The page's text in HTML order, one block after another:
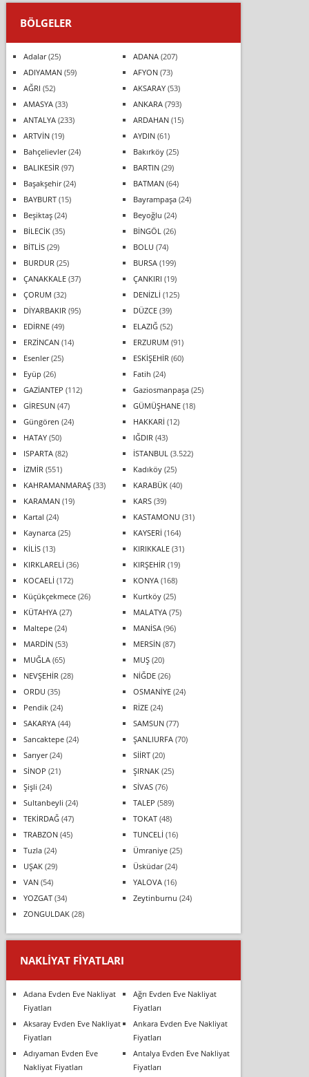
BÖLGELER
Adalar(25) ADANA(207)
ADIYAMAN(59) AFYON(73)
AĞRI (52) AKSARAY(53)
AMASYA(33) ANKARA(793)
ANTALYA(233) ARDAHAN(15)
ARTVİN(19) AYDIN(61)
Bahçelievler(24) Bakırköy(25)
BALIKESİR (97) BARTIN(29)
Başakşehir(24) BATMAN(64)
BAYBURT(15) Bayrampaşa(24)
Beşiktaş(24) Beyoğlu (24)
BİLECİK(35) BİNGÖL (26)
BİTLİS(29) BOLU (74)
BURDUR (25) BURSA(199)
ÇANAKKALE(37) ÇANKIRI (19)
ÇORUM (32) DENİZLİ (125)
DİYARBAKIR (95) DÜZCE(39)
EDİRNE(49) ELAZIĞ(52)
ERZİNCAN(14) ERZURUM (91)
Esenler(25) ESKİŞEHİR (60)
Eyüp (26) Fatih (24)
GAZİANTEP (112) Gaziosmanpaşa(25)
GİRESUN(47) GÜMÜŞHANE(18)
Güngören (24) HAKKARİ (12)
HATAY(50) IĞDIR (43)
ISPARTA(82) İSTANBUL (3.522)
İZMİR (551) Kadıköy(25)
KAHRAMANMARAŞ(33) KARABÜK(40)
KARAMAN(19) KARS(39)
Kartal (24) KASTAMONU (31)
Kaynarca(25) KAYSERİ (164)
KİLİS(13) KIRIKKALE(31)
KIRKLARELİ (36) KIRŞEHİR (19)
KOCAELİ (172) KONYA(168)
Küçükçekmece(26) Kurtköy(25)
KÜTAHYA(27) MALATYA(75)
Maltepe(24) MANİSA(96)
MARDİN(53) MERSİN(87)
MUĞLA(65) MUŞ(20)
NEVŞEHİR (28) NİĞDE(26)
ORDU (35) OSMANİYE(24)
Pendik(24) RİZE(24)
SAKARYA(44) SAMSUN(77)
Sancaktepe(24) ŞANLIURFA(70)
Sarıyer(24) SİİRT(20)
SİNOP (21) ŞIRNAK(25)
Şişli (24) SİVAS(76)
Sultanbeyli (24) TALEP (589)
TEKİRDAĞ(47) TOKAT(48)
TRABZON(45) TUNCELİ (16)
Tuzla(24) Ümraniye(25)
UŞAK(29) Üsküdar(24)
VAN(54) YALOVA(16)
YOZGAT(34) Zeytinburnu (24)
ZONGULDAK(28)
NAKLIYAT FIYATLARI
Adana Evden Eve Nakliyat
Fiyatları
Ağrı Evden Eve Nakliyat
Fiyatları
Aksaray Evden Eve Nakliyat
Fiyatları
Ankara Evden Eve Nakliyat
Fiyatları
Adıyaman Evden Eve
Nakliyat Fiyatları
Antalya Evden Eve Nakliyat
Fiyatları